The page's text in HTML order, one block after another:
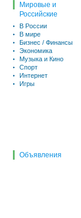
Мировые и
Российские
В России
В мире
Бизнес / Финансы
Экономика
Музыка и Кино
Спорт
Интернет
Игры
Объявления